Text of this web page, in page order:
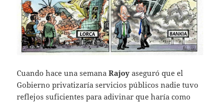
Cuando hace una semanaRajoy aseguró que el
Gobierno privatizaría servicios públicos nadie tuvo
reflejos suficientes para adivinar que haría como